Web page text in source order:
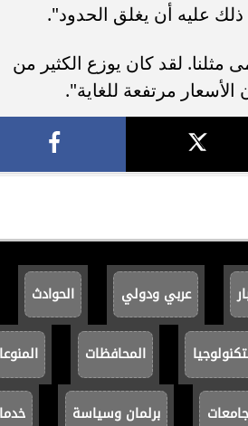
ذلك عليه أن يغلق الحدود".
لقد كان يوزع الكثير من
مرتفعة للغاية".
عربي ودولي الحوادث
المحافظات
برلمان وسياسة